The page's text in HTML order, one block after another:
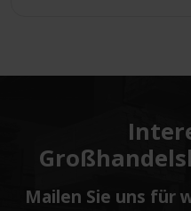
Mailen Sie uns für